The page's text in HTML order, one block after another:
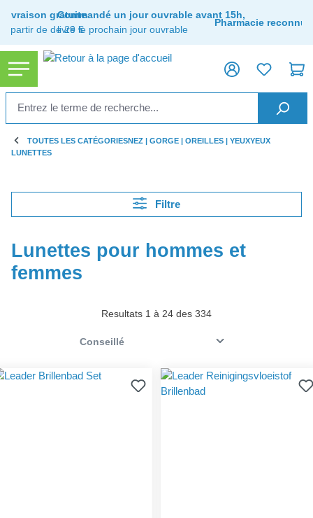
principal
Livraison gratuite
à partir de de 29 €
Commandé un jour ouvrable avant 15h,
livré le prochain jour ouvrable
Pharmacie reconnue
TOUTES LES CATÉGORIESNEZ | GORGE | OREILLES | YEUXYEUX
LUNETTES
Filtre
Lunettes pour hommes et
femmes
Resultats 1 à 24 des 334